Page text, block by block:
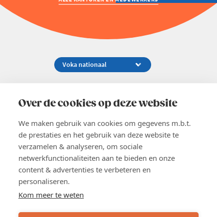
Over de cookies op deze website
We maken gebruik van cookies om gegevens m.b.t.
de prestaties en het gebruik van deze website te
verzamelen & analyseren, om sociale
netwerkfunctionaliteiten aan te bieden en onze
content & advertenties te verbeteren en
personaliseren.
Kom meer te weten
02 229 81 11
EN
Word lid